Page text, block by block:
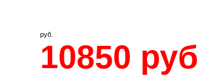
руб.
10850 руб